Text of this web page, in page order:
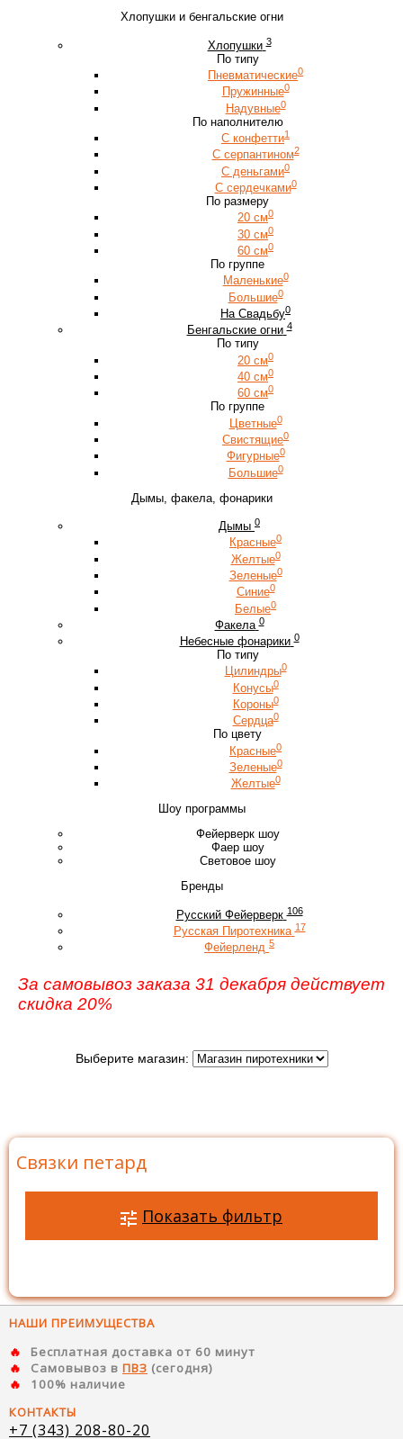
Хлопушки и бенгальские огни
Хлопушки 3
По типу
Пневматические0
Пружинные0
Надувные0
По наполнителю
С конфетти1
С серпантином2
С деньгами0
С сердечками0
По размеру
20 см0
30 см0
60 см0
По группе
Маленькие0
Большие0
На Свадьбу0
Бенгальские огни 4
По типу
20 см0
40 см0
60 см0
По группе
Цветные0
Свистящие0
Фигурные0
Большие0
Дымы, факела, фонарики
Дымы 0
Красные0
Желтые0
Зеленые0
Синие0
Белые0
Факела 0
Небесные фонарики 0
По типу
Цилиндры0
Конусы0
Короны0
Сердца0
По цвету
Красные0
Зеленые0
Желтые0
Шоу программы
Фейерверк шоу
Фаер шоу
Световое шоу
Бренды
Русский Фейерверк 106
Русская Пиротехника 17
Фейерленд 5
За самовывоз заказа 31 декабря действует
скидка 20%
Выберите магазин:
Связки петард
Показать фильтр
НАШИ ПРЕИМУЩЕСТВА
Бесплатная доставка от 60 минут
Самовывоз в ПВЗ (сегодня)
100% наличие
КОНТАКТЫ
+7 (343) 208-80-20